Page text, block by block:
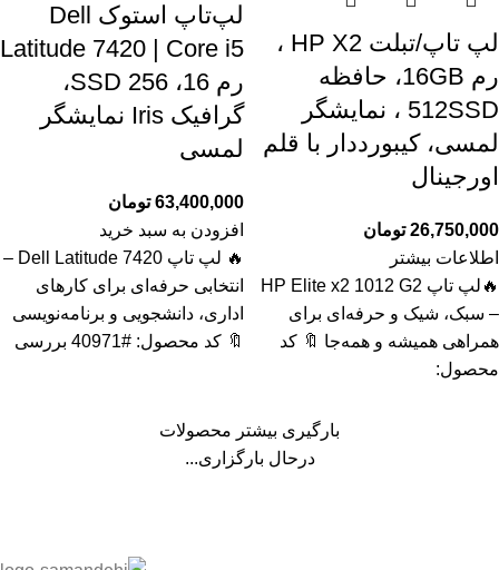
لپ تاپ/تبلت HP X2 ،
رم 16GB، حافظه
512SSD ، نمایشگر
لمسی، کیبورددار با قلم
اورجینال
26,750,000 تومان
اطلاعات بیشتر
🔥لپ تاپ HP Elite x2 1012 G2
– سبک، شیک و حرفه‌ای برای
همراهی همیشه و همه‌جا 🔖 کد
محصول:
لپ‌تاپ استوک Dell
Latitude 7420 | Core i5
رم 16، SSD 256،
گرافیک Iris نمایشگر
لمسی
63,400,000 تومان
افزودن به سبد خرید
🔥 لپ تاپ Dell Latitude 7420 –
انتخابی حرفه‌ای برای کارهای
اداری، دانشجویی و برنامه‌نویسی
🔖 کد محصول: #40971 بررسی
بارگیری بیشتر محصولات
درحال بارگزاری...